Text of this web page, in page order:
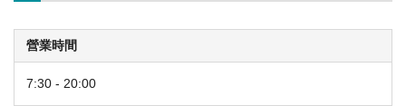
營業時間
7:30 - 20:00